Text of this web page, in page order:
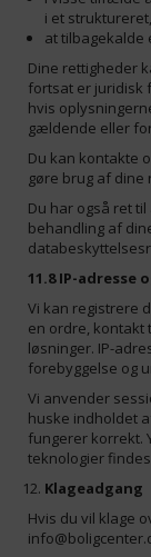
i et
at tilbagekalde
Dine rettigheder
fortsat er juridisk
hvis
gældende eller
Du kan kontakte
gøre brug af dine
Du har også ret
behandling af
11.8 IP-adresse
Vi kan registrere
en ordre, kontakt
løsninger. IP-
forebyggelse og
Vi anvender
huske indholdet
fungerer korrekt.
teknologier
Klageadgang
Hvis du vil klage